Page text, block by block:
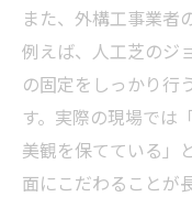
また、外構工事業者
例えば、人工芝のジ
の固定をしっかり行
す。実際の現場では
美観を保てている」
面にこだわることが